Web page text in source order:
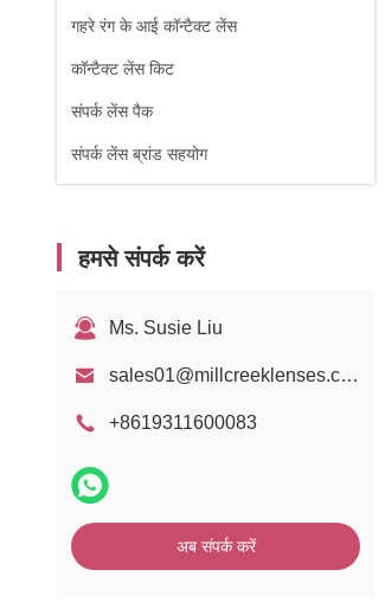
गहरे रंग के आई कॉन्टैक्ट लेंस
कॉन्टैक्ट लेंस किट
संपर्क लेंस पैक
संपर्क लेंस ब्रांड सहयोग
हमसे संपर्क करें
Ms. Susie Liu
sales01@millcreeklenses.com
+8619311600083
अब संपर्क करें